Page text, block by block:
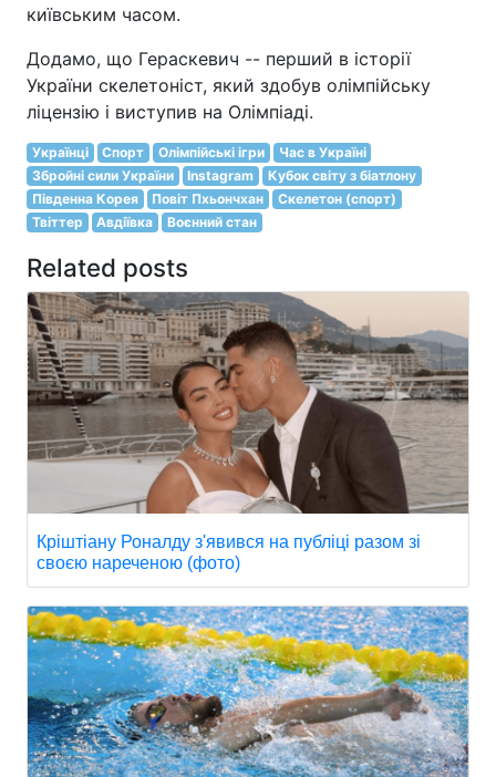
київським часом.
Додамо, що Гераскевич -- перший в історії
України скелетоніст, який здобув олімпійську
ліцензію і виступив на Олімпіаді.
Українці Спорт Олімпійські ігри
Час в Україні
Збройні сили України
Instagram
Кубок світу з біатлону
Південна Корея
Повіт Пхьончхан
Скелетон (спорт)
Твіттер
Авдіївка Воєнний стан
Related posts
Кріштіану Роналду з'явився на публіці разом зі
своєю нареченою (фото)